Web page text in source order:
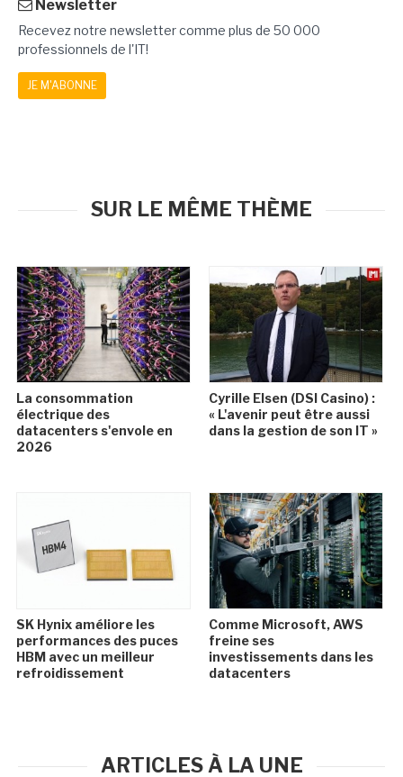
Newsletter
Recevez notre newsletter comme plus de 50 000
professionnels de l'IT!
JE M'ABONNE
SUR LE MÊME THÈME
La consommation
électrique des
datacenters s'envole en
2026
Cyrille Elsen (DSI Casino) :
« L'avenir peut être aussi
dans la gestion de son IT »
SK Hynix améliore les
performances des puces
HBM avec un meilleur
refroidissement
Comme Microsoft, AWS
freine ses
investissements dans les
datacenters
ARTICLES À LA UNE